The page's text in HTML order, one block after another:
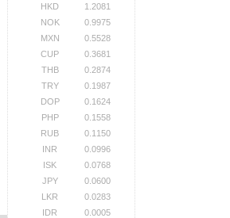
HKD
1.2081
NOK
0.9975
MXN
0.5528
CUP
0.3681
THB
0.2874
TRY
0.1987
DOP
0.1624
PHP
0.1558
RUB
0.1150
INR
0.0996
ISK
0.0768
JPY
0.0600
LKR
0.0283
IDR
0.0005